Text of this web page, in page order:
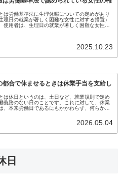
は労働基準法に生理休暇についての定めがあり
理日の就業が著しく困難な女性に対する措置）
用者は、生理日の就業が著しく困難な女性が
2025.10.23
都合で休ませるときは休業手当を支給し
は休日というのは、土日など、就業規則で定め
義務のない日のことです。これに対して、休業
、本来労働日であるにもかかわらず、何らかの
2026.05.04
日